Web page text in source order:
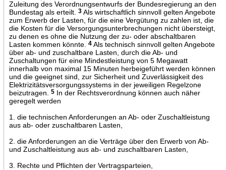
Zuleitung des Verordnungsentwurfs der Bundesregierung an den
Bundestag als erteilt.
3Als wirtschaftlich sinnvoll gelten Angebote
zum Erwerb der Lasten, für die eine Vergütung zu zahlen ist, die
die Kosten für die Versorgungsunterbrechungen nicht übersteigt,
zu denen es ohne die Nutzung der zu- oder abschaltbaren
Lasten kommen könnte.
4Als technisch sinnvoll gelten Angebote
über ab- und zuschaltbare Lasten, durch die Ab- und
Zuschaltungen für eine Mindestleistung von 5 Megawatt
innerhalb von maximal 15 Minuten herbeigeführt werden können
und die geeignet sind, zur Sicherheit und Zuverlässigkeit des
Elektrizitätsversorgungssystems in der jeweiligen Regelzone
beizutragen.
5In der Rechtsverordnung können auch näher
geregelt werden
1. die technischen Anforderungen an Ab- oder Zuschaltleistung
aus ab- oder zuschaltbaren Lasten,
2. die Anforderungen an die Verträge über den Erwerb von Ab-
und Zuschaltleistung aus ab- und zuschaltbaren Lasten,
3. Rechte und Pflichten der Vertragsparteien,